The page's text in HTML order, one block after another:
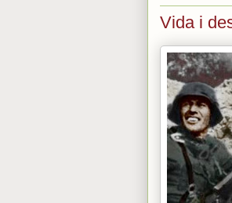
Vida i